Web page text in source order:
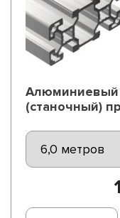
Алюминиевый
(станочный)